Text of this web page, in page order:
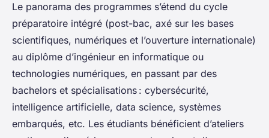
Le panorama des programmes s’étend du cycle
préparatoire intégré (post-bac, axé sur les bases
scientifiques, numériques et l’ouverture internationale)
au diplôme d’ingénieur en informatique ou
technologies numériques, en passant par des
bachelors et spécialisations : cybersécurité,
intelligence artificielle, data science, systèmes
embarqués, etc. Les étudiants bénéficient d’ateliers